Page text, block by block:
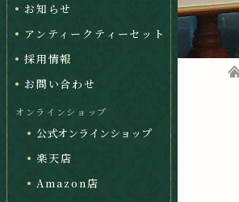
お知らせ
アンティークティーセット
採用情報
お問い合わせ
オンラインショップ
公式オンラインショップ
楽天店
Amazon店